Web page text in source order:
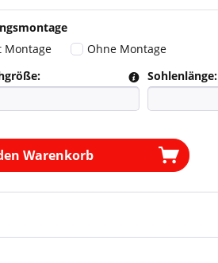
Montage
Ohne Montage
Sohlenlänge:
Warenkorb